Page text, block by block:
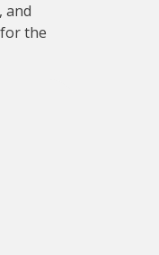
and
the